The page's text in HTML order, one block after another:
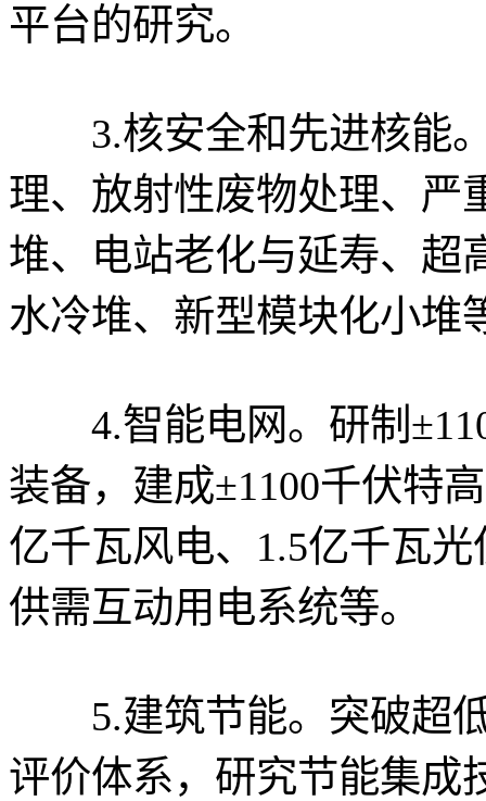
平台的研究。
3.核安全和先进核能。
理、放射性废物处理、严
堆、电站老化与延寿、超
水冷堆、新型模块化小堆
4.智能电网。研制
装备，建成±1100千伏特
亿千瓦风电、1.5亿千瓦
供需互动用电系统等。
5.建筑节能。突破超低
评价体系，研究节能集成